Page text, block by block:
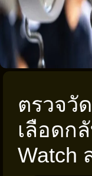
ตรวจวั
เลือดก
Watch